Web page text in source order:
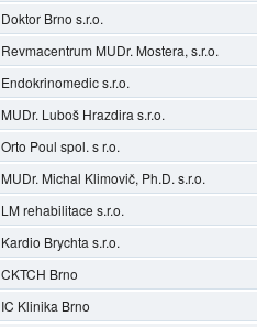
Doktor Brno s.r.o.
Revmacentrum MUDr. Mostera, s.r.o.
Endokrinomedic s.r.o.
MUDr. Luboš Hrazdira s.r.o.
Orto Poul spol. s r.o.
MUDr. Michal Klimovič, Ph.D. s.r.o.
LM rehabilitace s.r.o.
Kardio Brychta s.r.o.
CKTCH Brno
IC Klinika Brno